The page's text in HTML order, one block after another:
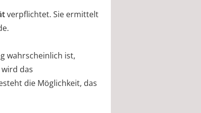
verpflichtet. Sie ermittelt
wahrscheinlich ist,
das
die Möglichkeit, das